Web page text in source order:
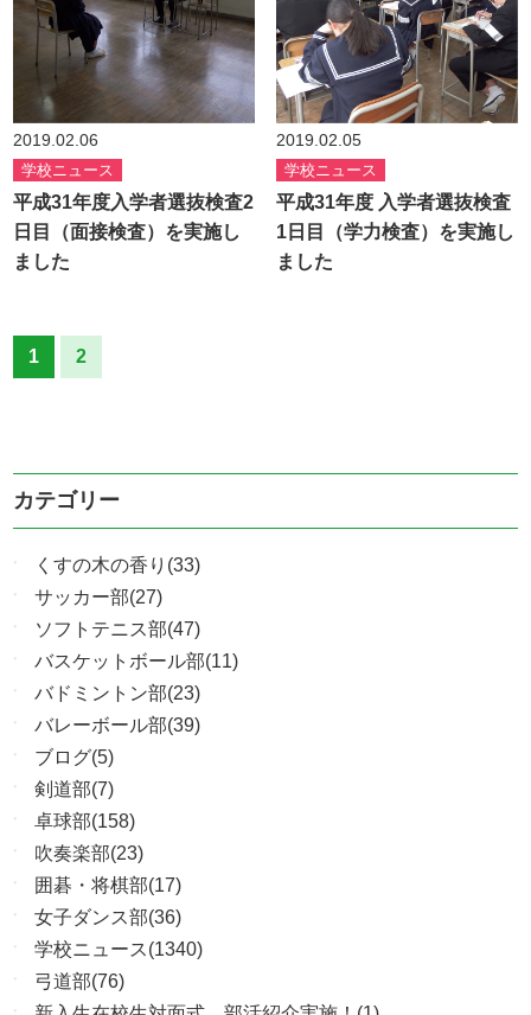
2019.02.06
学校ニュース
平成31年度入学者選抜検査2
日目（面接検査）を実施し
ました
2019.02.05
学校ニュース
平成31年度 入学者選抜検査
1日目（学力検査）を実施し
ました
1 2
カテゴリー
くすの木の香り(33)
サッカー部(27)
ソフトテニス部(47)
バスケットボール部(11)
バドミントン部(23)
バレーボール部(39)
ブログ(5)
剣道部(7)
卓球部(158)
吹奏楽部(23)
囲碁・将棋部(17)
女子ダンス部(36)
学校ニュース(1340)
弓道部(76)